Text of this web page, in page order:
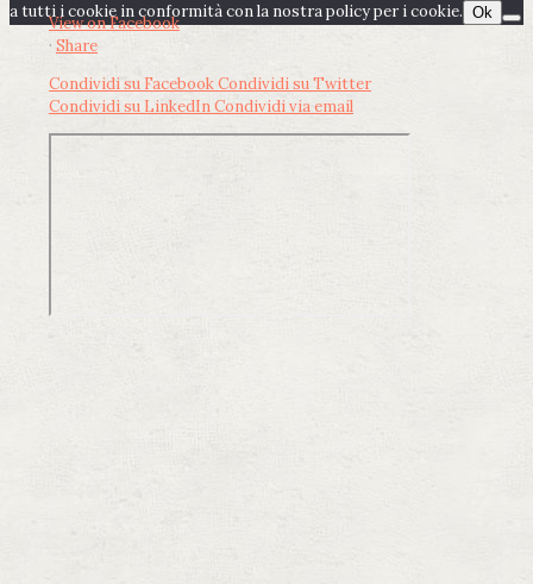
View on Facebook
· Share
Condividi su FacebookCondividi su Twitter
Condividi su LinkedInCondividi via email
a tutti i cookie in conformità con la nostra policy per i cookie. Ok